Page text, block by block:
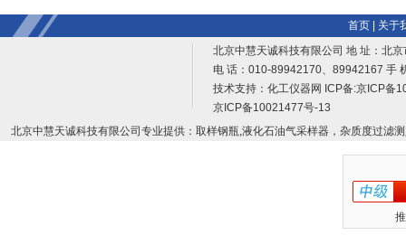
首页|
关于
北京中慧天诚科技有限公司 地 址：北
电 话：010-89942170、89942167 手
技术支持： 化工仪器网 ICP备:京ICP备
京ICP备10021477号-13
北京中慧天诚科技有限公司专业提供：取样钢瓶,液化石油气采样器，杂质度过滤